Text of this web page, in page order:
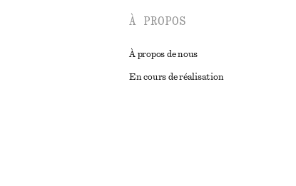
À PROPOS
À propos de nous
En cours de réalisation